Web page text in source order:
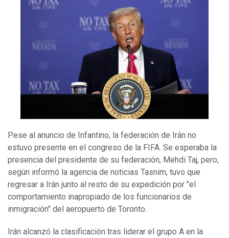
Pese al anuncio de Infantino, la federación de Irán no
estuvo presente en el congreso de la FIFA. Se esperaba la
presencia del presidente de su federación, Mehdi Taj, pero,
según informó la agencia de noticias Tasnim, tuvo que
regresar a Irán junto al resto de su expedición por "el
comportamiento inapropiado de los funcionarios de
inmigración" del aeropuerto de Toronto.
Irán alcanzó la clasificación tras liderar el grupo A en la